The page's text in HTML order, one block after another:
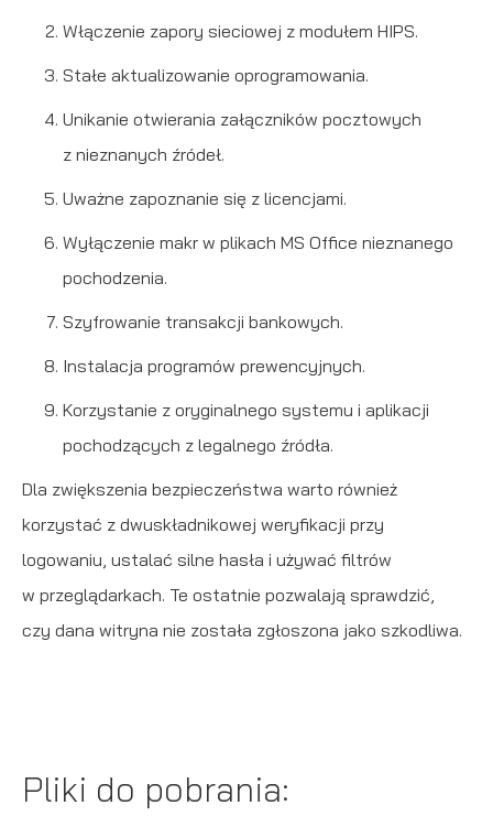
Włączenie zapory sieciowej z modułem HIPS.
Stałe aktualizowanie oprogramowania.
Unikanie otwierania załączników pocztowych
z nieznanych źródeł.
Uważne zapoznanie się z licencjami.
Wyłączenie makr w plikach MS Office nieznanego
pochodzenia.
Szyfrowanie transakcji bankowych.
Instalacja programów prewencyjnych.
Korzystanie z oryginalnego systemu i aplikacji
pochodzących z legalnego źródła.
Dla zwiększenia bezpieczeństwa warto również
korzystać z dwuskładnikowej weryfikacji przy
logowaniu, ustalać silne hasła i używać filtrów
w przeglądarkach. Te ostatnie pozwalają sprawdzić,
czy dana witryna nie została zgłoszona jako szkodliwa.
Pliki do pobrania: